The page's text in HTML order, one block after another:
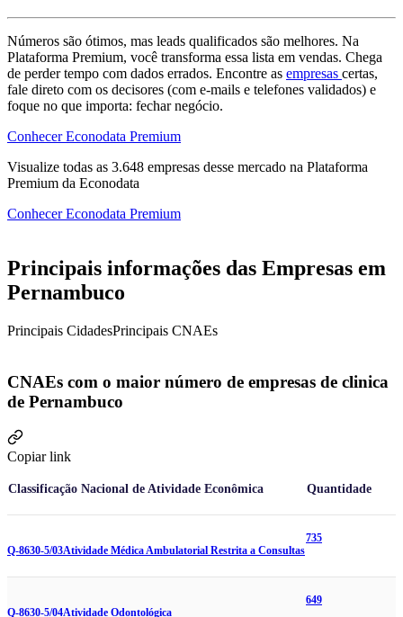
Números são ótimos, mas leads qualificados são melhores. Na
Plataforma Premium, você transforma essa lista em vendas. Chega
de perder tempo com dados errados. Encontre as empresas certas,
fale direto com os decisores (com e-mails e telefones validados) e
foque no que importa: fechar negócio.
Conhecer Econodata Premium
Visualize todas as 3.648 empresas desse mercado na Plataforma
Premium da Econodata
Conhecer Econodata Premium
Principais informações das Empresas em
Pernambuco
Principais CidadesPrincipais CNAEs
CNAEs com o maior número de empresas de clinica
de Pernambuco
Copiar link
Classificação Nacional de Atividade Econômica Quantidade
Q-8630-5/03Atividade Médica Ambulatorial Restrita a Consultas
735
Q-8630-5/04Atividade Odontológica
649